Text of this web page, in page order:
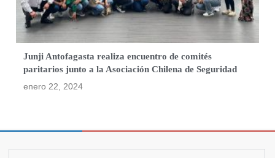
Junji Antofagasta realiza encuentro de comités
paritarios junto a la Asociación Chilena de Seguridad
enero 22, 2024